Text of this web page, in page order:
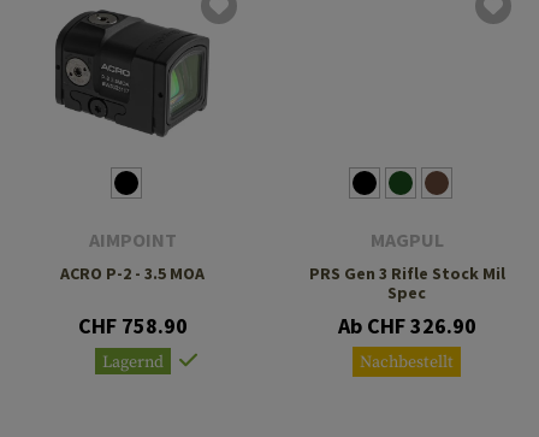
AIMPOINT
ACRO P-2 - 3.5 MOA
CHF 758.90
Lagernd
MAGPUL
PRS Gen 3 Rifle Stock Mil
Spec
Ab CHF 326.90
Nachbestellt